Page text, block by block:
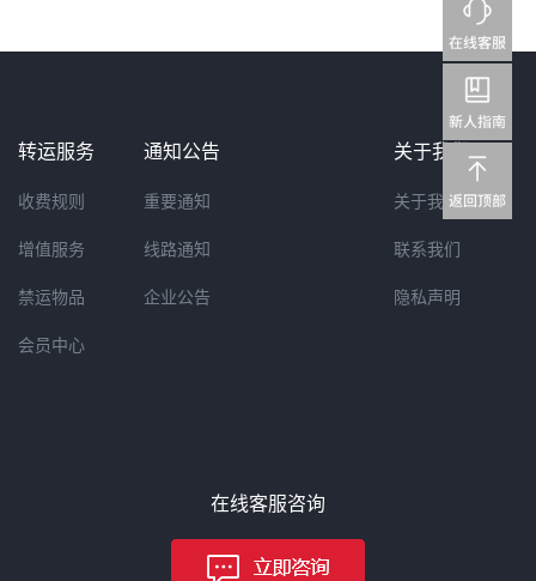
转运服务
收费规则
增值服务
禁运物品
会员中心
通知公告
重要通知
线路通知
企业公告
关于我们
关于我们
联系我们
隐私声明
在线客服咨询